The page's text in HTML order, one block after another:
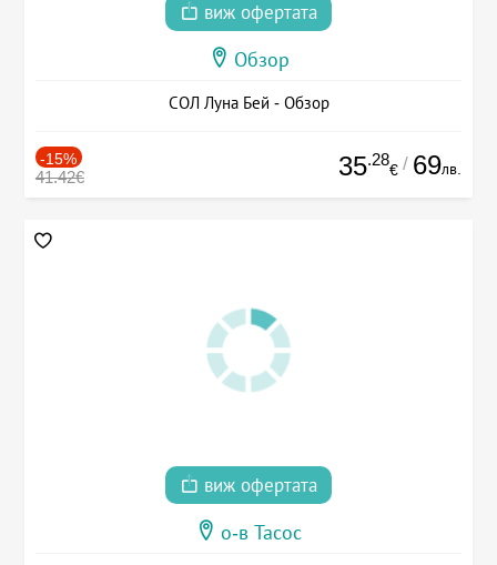
виж офертата
Обзор
СОЛ Луна Бей - Обзор
-15%
41.42€ 35.28
€ / 69лв.
виж офертата
о-в Тасос